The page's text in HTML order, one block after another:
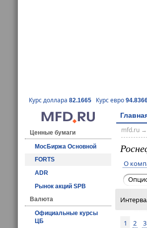
Курс доллара 82.1665 Курс евро
Ценные бумаги
МосБиржа Основной
FORTS
ADR
Рынок акций SPB
Валюта
Официальные курсы
ЦБ
mfd.ru→
О
1 2 3